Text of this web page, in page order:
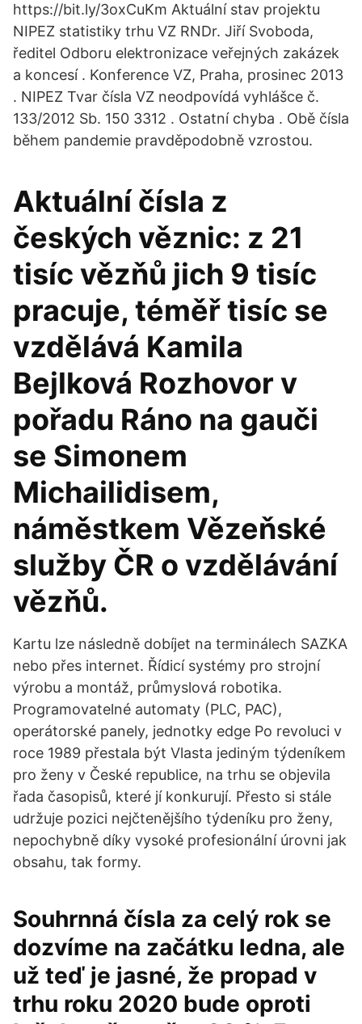
https://bit.ly/3oxCuKm Aktuální stav projektu
NIPEZ statistiky trhu VZ RNDr. Jiří Svoboda,
ředitel Odboru elektronizace veřejných zakázek
a koncesí . Konference VZ, Praha, prosinec 2013
. NIPEZ Tvar čísla VZ neodpovídá vyhlášce č.
133/2012 Sb. 150 3312 . Ostatní chyba . Obě čísla
během pandemie pravděpodobně vzrostou.
Aktuální čísla z
českých věznic: z 21
tisíc vězňů jich 9 tisíc
pracuje, téměř tisíc se
vzdělává Kamila
Bejlková Rozhovor v
pořadu Ráno na gauči
se Simonem
Michailidisem,
náměstkem Vězeňské
služby ČR o vzdělávání
vězňů.
Kartu lze následně dobíjet na terminálech SAZKA
nebo přes internet. Řídicí systémy pro strojní
výrobu a montáž, průmyslová robotika.
Programovatelné automaty (PLC, PAC),
operátorské panely, jednotky edge Po revoluci v
roce 1989 přestala být Vlasta jediným týdeníkem
pro ženy v České republice, na trhu se objevila
řada časopisů, které jí konkurují. Přesto si stále
udržuje pozici nejčtenějšího týdeníku pro ženy,
nepochybně díky vysoké profesionální úrovni jak
obsahu, tak formy.
Souhrnná čísla za celý rok se
dozvíme na začátku ledna, ale
už teď je jasné, že propad v
trhu roku 2020 bude oproti